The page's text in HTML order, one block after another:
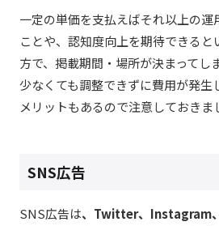
一定の単価を支払えばそれ以上の運
ことや、認知度向上を期待できる
方で、掲載期間・場所が決まってし
少なくても調整できずに費用が発生
メリットもあるので注意しておきま
SNS広告
SNS広告は、Twitter、Instagram